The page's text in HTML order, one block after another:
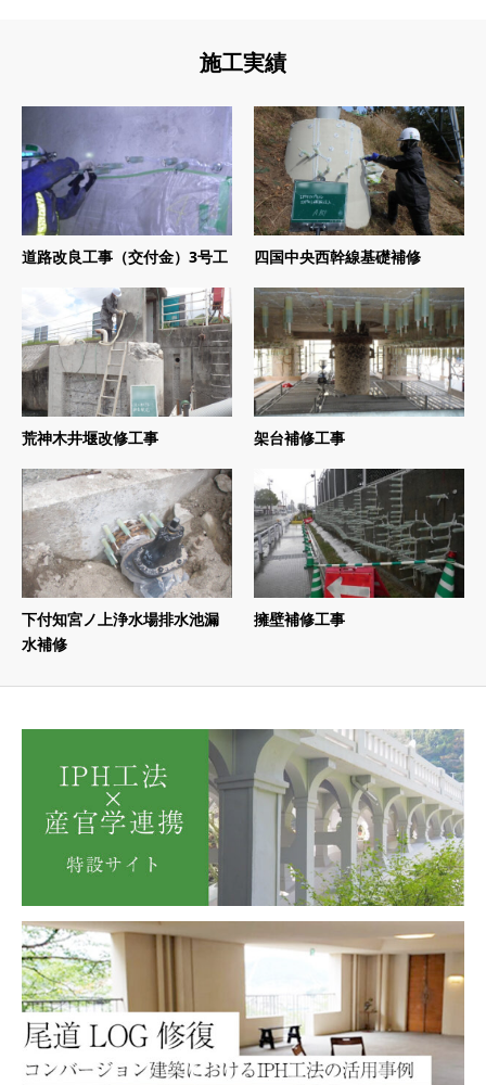
施工実績
道路改良工事（交付金）3号工 四国中央西幹線基礎補修
荒神木井堰改修工事 架台補修工事
下付知宮ノ上浄水場排水池漏
水補修
擁壁補修工事